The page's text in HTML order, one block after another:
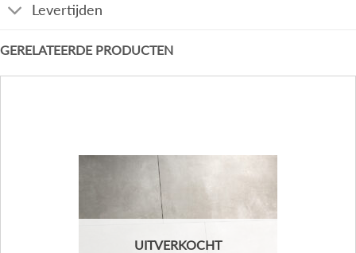
Levertijden
GERELATEERDE PRODUCTEN
UITVERKOCHT